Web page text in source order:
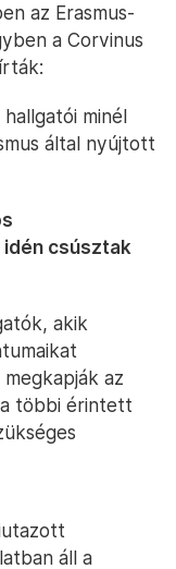
az Erasmus-
a Corvinus
minél
által nyújtott
csúsztak
akik
az
többi érintett
áll a